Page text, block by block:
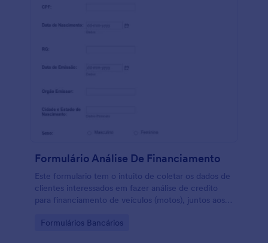
facilmente personalizar o modelo utilizando o nosso
Formulário Análise De Financiamento
Este formulario tem o intuito de coletar os dados de
clientes interessados em fazer análise de credito
para financiamento de veículos (motos), juntos aos
Go to Category:
Formulários Bancários